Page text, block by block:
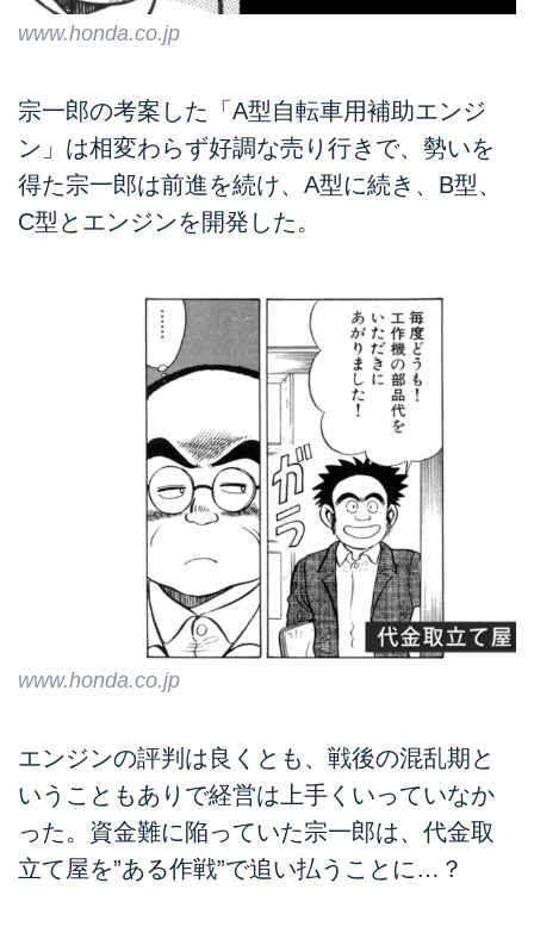
www.honda.co.jp
宗一郎の考案した「A型自転車用補助エンジ
ン」は相変わらず好調な売り行きで、勢いを
得た宗一郎は前進を続け、A型に続き、B型、
C型とエンジンを開発した。
www.honda.co.jp
エンジンの評判は良くとも、戦後の混乱期と
いうこともありで経営は上手くいっていなか
った。資金難に陥っていた宗一郎は、代金取
立て屋を”ある作戦”で追い払うことに…？